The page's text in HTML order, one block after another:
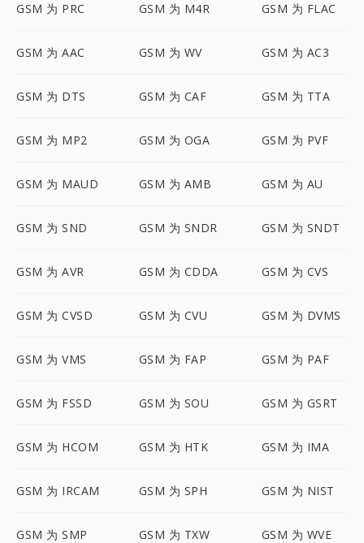
GSM 为 PRC GSM 为 M4R GSM 为 FLAC
GSM 为 AAC GSM 为 WV GSM 为 AC3
GSM 为 DTS GSM 为 CAF GSM 为 TTA
GSM 为 MP2 GSM 为 OGA GSM 为 PVF
GSM 为 MAUD GSM 为 AMB GSM 为 AU
GSM 为 SND GSM 为 SNDR GSM 为 SNDT
GSM 为 AVR GSM 为 CDDA GSM 为 CVS
GSM 为 CVSD GSM 为 CVU GSM 为 DVMS
GSM 为 VMS GSM 为 FAP GSM 为 PAF
GSM 为 FSSD GSM 为 SOU GSM 为 GSRT
GSM 为 HCOM GSM 为 HTK GSM 为 IMA
GSM 为 IRCAM GSM 为 SPH GSM 为 NIST
GSM 为 SMP GSM 为 TXW GSM 为 WVE